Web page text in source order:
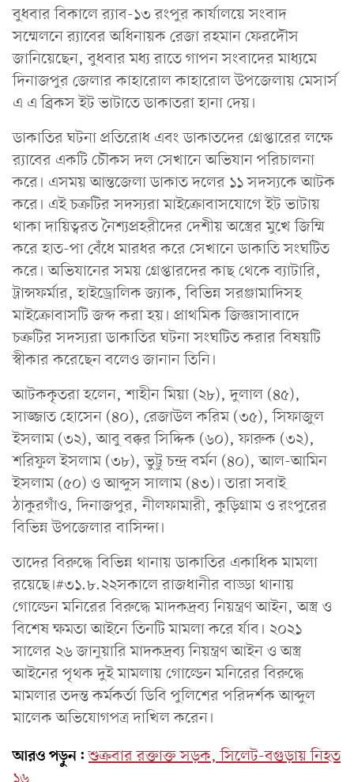
বুধবার বিকালে র‌্যাব-১৩ রংপুর কার্যালয়ে সংবাদ
সম্মেলনে র‌্যাবের অধিনায়ক রেজা রহমান ফেরদৌস
জানিয়েছেন, বুধবার মধ্য রাতে গাপন সংবাদের মাধ্যমে
দিনাজপুর জেলার কাহারোল কাহারোল উপজেলায় মেসার্স
এ এ ব্রিকস ইট ভাটাতে ডাকাতরা হানা দেয়।
ডাকাতির ঘটনা প্রতিরোধ এবং ডাকাতদের গ্রেপ্তারের লক্ষে
র‌্যাবের একটি চৌকস দল সেখানে অভিযান পরিচালনা
করে। এসময় আন্তজেলা ডাকাত দলের ১১ সদস্যকে আটক
করে। এই চক্রটির সদস্যরা মাইক্রোবাসযোগে ইট ভাটায়
থাকা দায়িত্বরত নৈশ্যপ্রহরীদের দেশীয় অস্ত্রের মুখে জিম্মি
করে হাত-পা বেঁধে মারধর করে সেখানে ডাকাতি সংঘটিত
করে। অভিযানের সময় গ্রেপ্তারদের কাছ থেকে ব্যাটারি,
ট্রান্সফর্মার, হাইড্রোলিক জ্যাক, বিভিন্ন সরঞ্জামাদিসহ
মাইক্রোবাসটি জব্দ করা হয়। প্রাথমিক জিজ্ঞাসাবাদে
চক্রটির সদস্যরা ডাকাতির ঘটনা সংঘটিত করার বিষয়টি
স্বীকার করেছেন বলেও জানান তিনি।
আটককৃতরা হলেন, শাহীন মিয়া (২৮), দুলাল (৪৫),
সাজ্জাত হোসেন (৪০), রেজাউল করিম (৩৫), সিফাজুল
ইসলাম (৩২), আবু বক্কর সিদ্দিক (৬০), ফারুক (৩২),
শরিফুল ইসলাম (৩৮), ভুট্টু চন্দ্র বর্মন (৪০), আল-আমিন
ইসলাম (৫০) ও আব্দুস সালাম (৪৩)। তারা সবাই
ঠাকুরগাঁও, দিনাজপুর, নীলফামারী, কুড়িগ্রাম ও রংপুরের
বিভিন্ন উপজেলার বাসিন্দা।
তাদের বিরুদ্ধে বিভিন্ন থানায় ডাকাতির একাধিক মামলা
রয়েছে।#৩১.৮.২২সকালে রাজধানীর বাড্ডা থানায়
গোল্ডেন মনিরের বিরুদ্ধে মাদকদ্রব্য নিয়ন্ত্রণ আইন, অস্ত্র ও
বিশেষ ক্ষমতা আইনে তিনটি মামলা করে র্যাব। ২০২১
সালের ২৬ জানুয়ারি মাদকদ্রব্য নিয়ন্ত্রণ আইন ও অস্ত্র
আইনের পৃথক দুই মামলায় গোল্ডেন মনিরের বিরুদ্ধে
মামলার তদন্ত কর্মকর্তা ডিবি পুলিশের পরিদর্শক আব্দুল
মালেক অভিযোগপত্র দাখিল করেন।
আরও পড়ুন: শুক্রবার রক্তাক্ত সড়ক, সিলেট-বগুড়ায় নিহত